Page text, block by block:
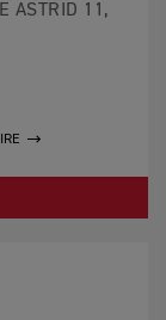
ASTRID 11,